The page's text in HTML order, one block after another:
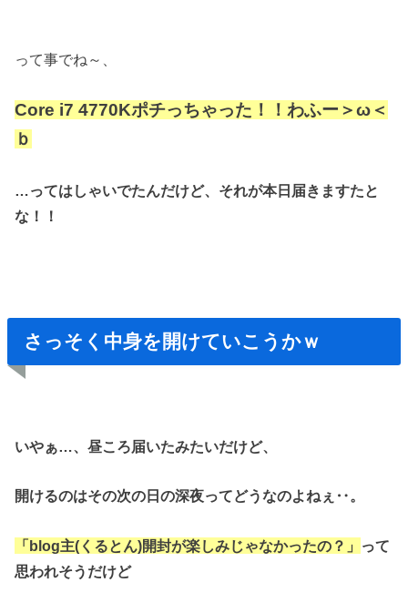
って事でね～、
Core i7 4770Kポチっちゃった！！わふー＞ω＜
ｂ
…ってはしゃいでたんだけど、それが本日届きますたと
な！！
さっそく中身を開けていこうかｗ
いやぁ…、昼ころ届いたみたいだけど、
開けるのはその次の日の深夜ってどうなのよねぇ‥。
「blog主(くるとん)開封が楽しみじゃなかったの？」 って
思われそうだけど